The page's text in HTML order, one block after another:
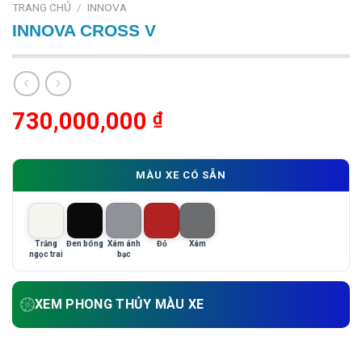
TRANG CHỦ / INNOVA
INNOVA CROSS V
730,000,000 ₫
MÀU XE CÓ SẴN
Trắng
ngọc trai
Đen bóng Xám ánh
bạc
Đỏ Xám
XEM PHONG THỦY MÀU XE